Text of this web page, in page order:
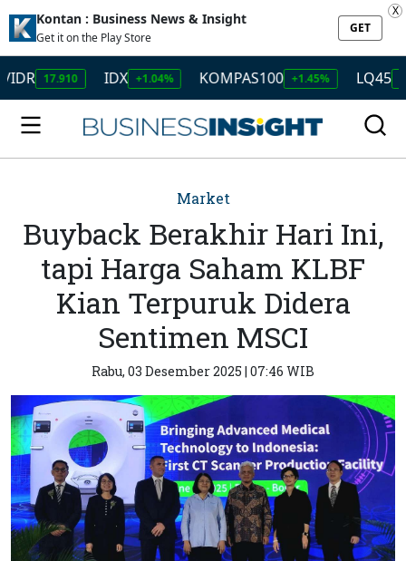
Kontan : Business News & Insight
Get it on the Play Store
GET
X
IDX +1.04% KOMPAS100 +1.45% LQ45 +1.50%
Market
Buyback Berakhir Hari Ini,
tapi Harga Saham KLBF
Kian Terpuruk Didera
Sentimen MSCI
Rabu, 03 Desember 2025 | 07:46 WIB